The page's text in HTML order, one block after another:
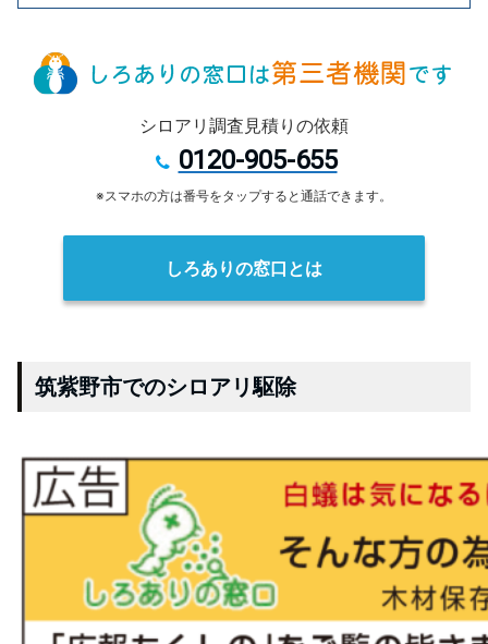
シロアリ調査見積りの依頼
0120-905-655
※スマホの方は番号をタップすると通話できます。
しろありの窓口とは
筑紫野市でのシロアリ駆除